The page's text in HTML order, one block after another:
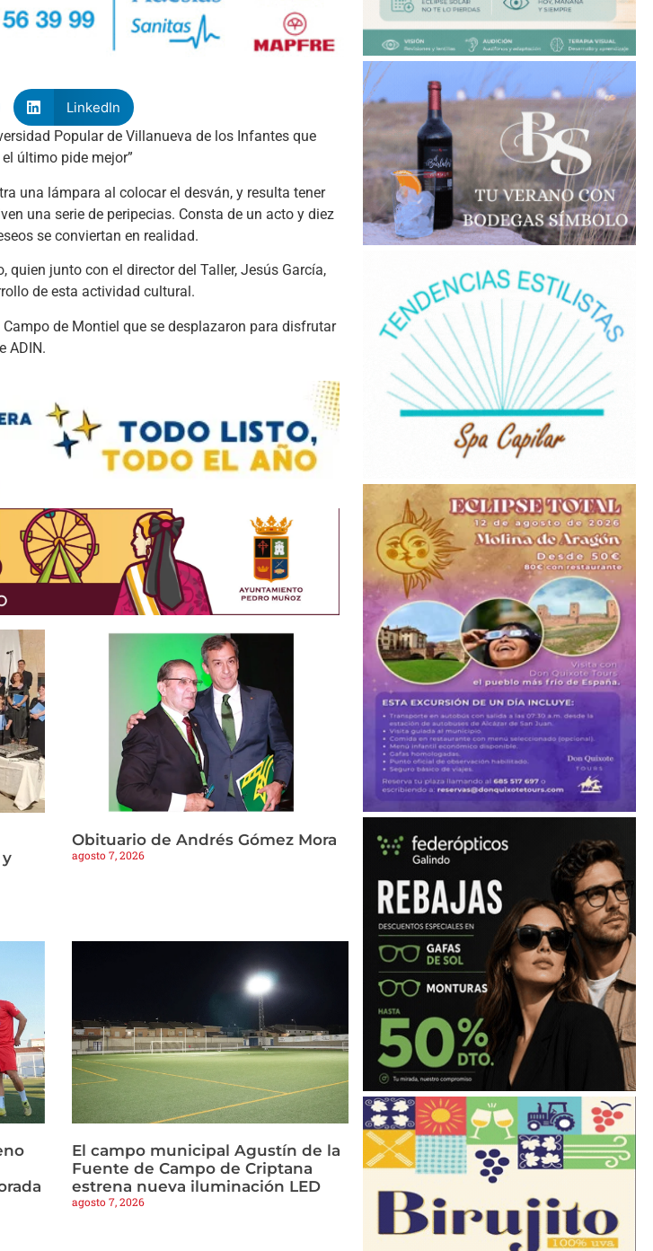
LinkedIn
Popular de Villanueva de los Infantes que
último pide mejor”
una lámpara al colocar el desván, y resulta tener
una serie de peripecias. Consta de un acto y diez
se conviertan en realidad.
junto con el director del Taller, Jesús García,
de esta actividad cultural.
de Montiel que se desplazaron para disfrutar
ADIN.
Obituario de Andrés Gómez Mora
agosto 7, 2026
El campo municipal Agustín de la
Fuente de Campo de Criptana
estrena nueva iluminación LED
agosto 7, 2026